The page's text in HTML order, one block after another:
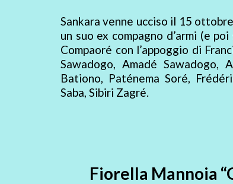
Sankara venne ucciso il 15
un suo ex compagno d’armi (e
Compaoré con l’appoggio di
Sawadogo, Amadé Sawadogo,
Bationo, Paténema Soré,
Saba, Sibiri Zagré.
Fiorella Mannoia